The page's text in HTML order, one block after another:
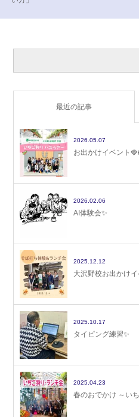
最近の記事
2026.05.07
お出かけイベント
2026.02.06
AI体験会✨
2025.12.12
大沢野校お出かけ
2025.10.17
タイピング練習✨
2025.04.23
春のおでかけ ～い